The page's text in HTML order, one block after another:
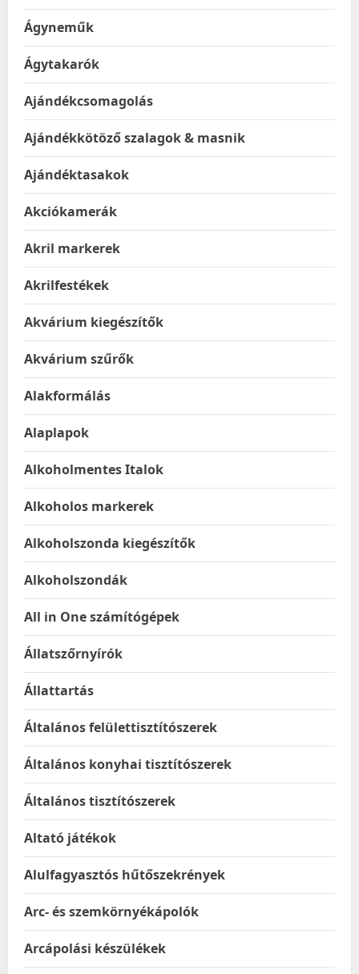
Ágyneműk
Ágytakarók
Ajándékcsomagolás
Ajándékkötöző szalagok & masnik
Ajándéktasakok
Akciókamerák
Akril markerek
Akrilfestékek
Akvárium kiegészítők
Akvárium szűrők
Alakformálás
Alaplapok
Alkoholmentes Italok
Alkoholos markerek
Alkoholszonda kiegészítők
Alkoholszondák
All in One számítógépek
Állatszőrnyírók
Állattartás
Általános felülettisztítószerek
Általános konyhai tisztítószerek
Általános tisztítószerek
Altató játékok
Alulfagyasztós hűtőszekrények
Arc- és szemkörnyékápolók
Arcápolási készülékek